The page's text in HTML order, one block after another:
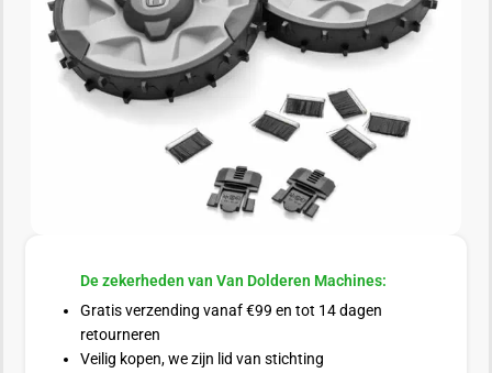
De zekerheden van Van Dolderen Machines:
Gratis verzending vanaf €99 en tot 14 dagen
retourneren
Veilig kopen, we zijn lid van stichting